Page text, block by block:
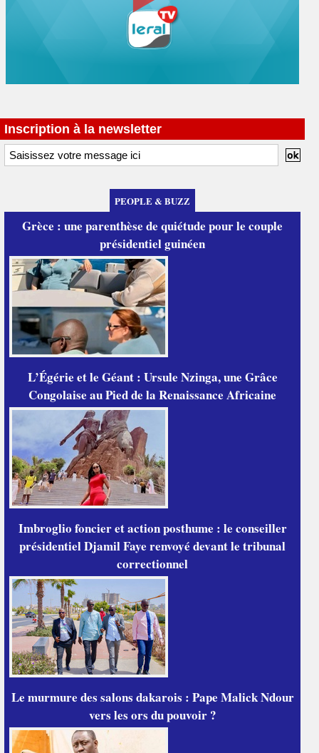
Inscription à la newsletter
PEOPLE & BUZZ
Grèce : une parenthèse de quiétude pour le couple
présidentiel guinéen
L’Égérie et le Géant : Ursule Nzinga, une Grâce
Congolaise au Pied de la Renaissance Africaine
Imbroglio foncier et action posthume : le conseiller
présidentiel Djamil Faye renvoyé devant le tribunal
correctionnel
Le murmure des salons dakarois : Pape Malick Ndour
vers les ors du pouvoir ?